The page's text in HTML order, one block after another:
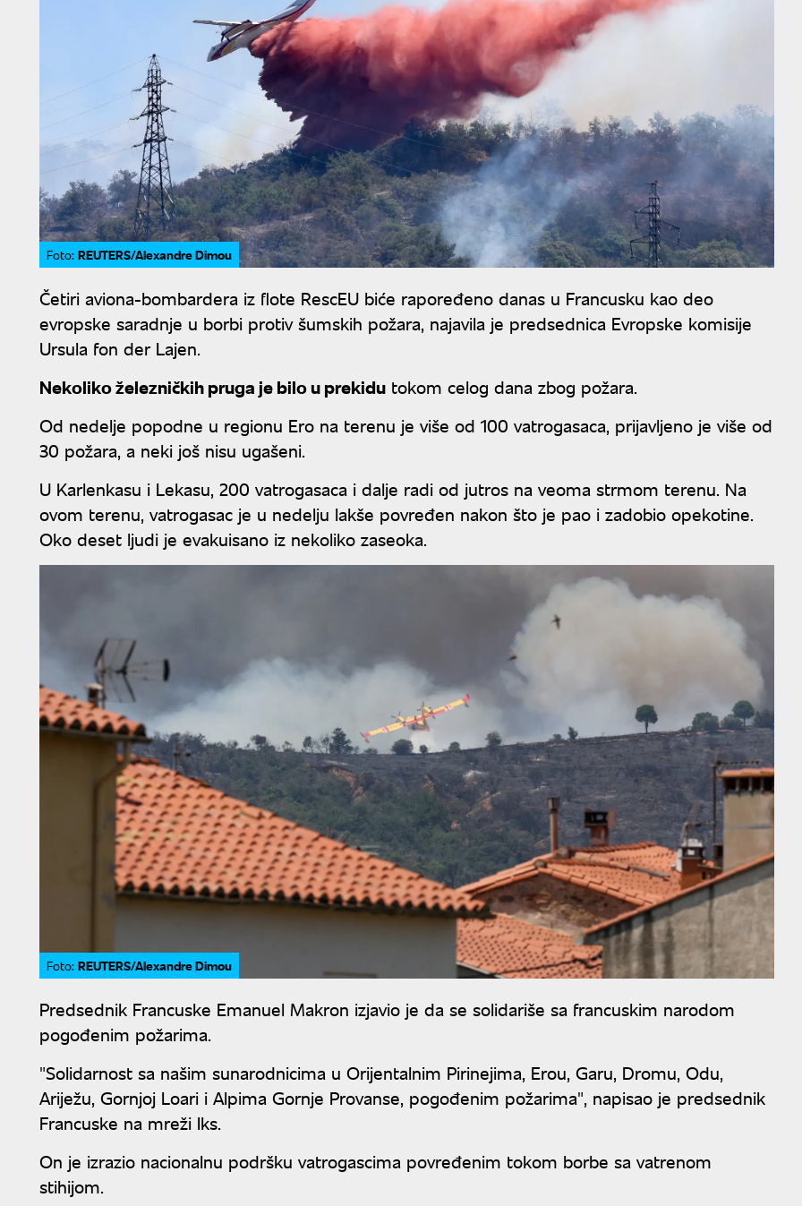
Foto: REUTERS/Alexandre Dimou
Četiri aviona-bombardera iz flote RescEU biće rapoređeno danas u Francusku kao deo
evropske saradnje u borbi protiv šumskih požara, najavila je predsednica Evropske komisije
Ursula fon der Lajen.
Nekoliko železničkih pruga je bilo u prekidu tokom celog dana zbog požara.
Od nedelje popodne u regionu Ero na terenu je više od 100 vatrogasaca, prijavljeno je više od
30 požara, a neki još nisu ugašeni.
U Karlenkasu i Lekasu, 200 vatrogasaca i dalje radi od jutros na veoma strmom terenu. Na
ovom terenu, vatrogasac je u nedelju lakše povređen nakon što je pao i zadobio opekotine.
Oko deset ljudi je evakuisano iz nekoliko zaseoka.
Foto: REUTERS/Alexandre Dimou
Predsednik Francuske Emanuel Makron izjavio je da se solidariše sa francuskim narodom
pogođenim požarima.
"Solidarnost sa našim sunarodnicima u Orijentalnim Pirinejima, Erou, Garu, Dromu, Odu,
Ariježu, Gornjoj Loari i Alpima Gornje Provanse, pogođenim požarima", napisao je predsednik
Francuske na mreži Iks.
On je izrazio nacionalnu podršku vatrogascima povređenim tokom borbe sa vatrenom
stihijom.